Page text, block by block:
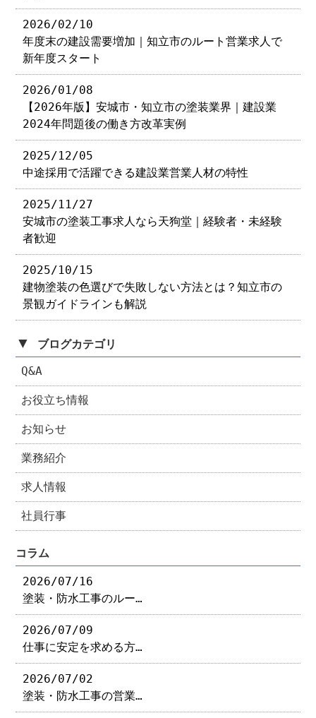
2026/02/10
年度末の建設需要増加｜知立市のルート営業求人で
新年度スタート
2026/01/08
【2026年版】安城市・知立市の塗装業界｜建設業
2024年問題後の働き方改革実例
2025/12/05
中途採用で活躍できる建設業営業人材の特性
2025/11/27
安城市の塗装工事求人なら天狗堂｜経験者・未経験
者歓迎
2025/10/15
建物塗装の色選びで失敗しない方法とは？知立市の
景観ガイドラインも解説
▼ ブログカテゴリ
Q&A
お役立ち情報
お知らせ
業務紹介
求人情報
社員行事
コラム
2026/07/16
塗装・防水工事のルー…
2026/07/09
仕事に安定を求める方…
2026/07/02
塗装・防水工事の営業…